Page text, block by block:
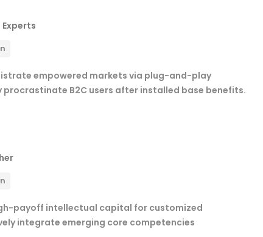
empowered markets via plug-and-play
procrastinate B2C users after installed base benefits.
payoff intellectual capital for customized
integrate emerging core competencies